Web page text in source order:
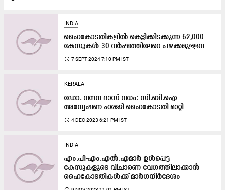
INDIA
ഹൈകോടതികളിൽ കെട്ടിക്കിടക്കുന്ന 62,000
കേസുകൾ 30 വർഷത്തിലേറെ പഴക്കമുള്ളവ
access_time 7 SEPT 2024 7:10 PM IST
KERALA
ഡോ. വന്ദന ദാസ് വധം: സി.ബി.ഐ
അന്വേഷണ ഹരജി ഹൈകോടതി മാറ്റി
access_time 4 DEC 2023 6:21 PM IST
INDIA
എം.പി-എം.എൽ.എമാർ ഉൾപ്പെട്ട
കേസുകളുടെ വിചാരണ വേഗത്തിലാക്കാൻ
ഹൈകോടതികൾക്ക് മാർഗ​നിർദേശം